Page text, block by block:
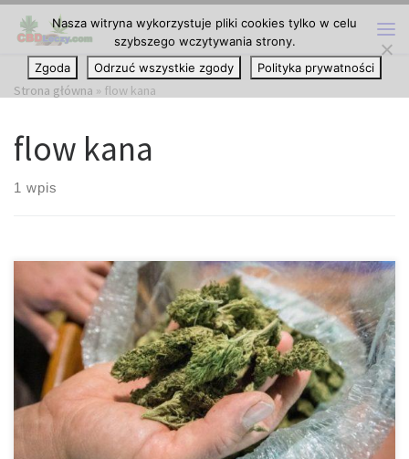
Przejdź do treści
Strona główna » flow kana
flow kana
1 wpis
Rok 2019 może zostać zapamiętany jako rok, w którym mniejsze
kannabinoidy pojawiły się na scenie cannabis. Mimo iż, prawdą
jest, że rynek cannabis głównie koncentruje się na
tetrahydrokannabinolu (THC), odurzającym kannabinoidzie, który
większość konsumentów marihuany już poznała i pokochała; jak
również i na kannabidiolu (CBD); to jednak kannabinoidy takie jak
Nasza witryna wykorzystuje pliki cookies tylko w celu
szybszego wczytywania strony.
Zgoda
Odrzuć wszystkie zgody Polityka prywatności